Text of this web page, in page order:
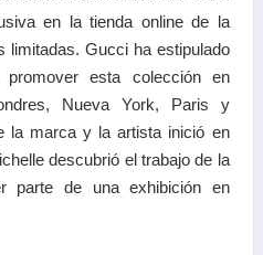
en la tienda online de la
limitadas. Gucci ha estipulado
promover esta colección en
Nueva York, Paris y
la marca y la artista inició en
descubrió el trabajo de la
parte de una exhibición en